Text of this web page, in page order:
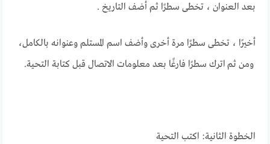
بعد العنوان ، تخطى سطرًا ثم أضف التاريخ .
أخيرًا ، تخطى سطرًا مرة أخرى وأضف اسم المستلم وعنوانه بالكامل،
ومن ثم اترك سطرًا فارغًا بعد معلومات الاتصال قبل كتابة التحية.
الخطوة الثانية: اكتب التحية